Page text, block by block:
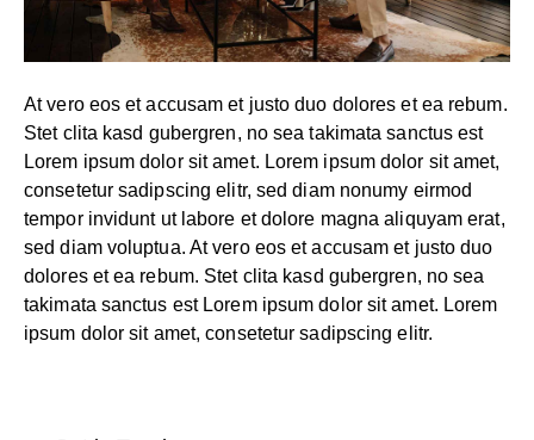
At vero eos et accusam et justo duo dolores et ea rebum.
Stet clita kasd gubergren, no sea takimata sanctus est
Lorem ipsum dolor sit amet. Lorem ipsum dolor sit amet,
consetetur sadipscing elitr, sed diam nonumy eirmod
tempor invidunt ut labore et dolore magna aliquyam erat,
sed diam voluptua. At vero eos et accusam et justo duo
dolores et ea rebum. Stet clita kasd gubergren, no sea
takimata sanctus est Lorem ipsum dolor sit amet. Lorem
ipsum dolor sit amet, consetetur sadipscing elitr.